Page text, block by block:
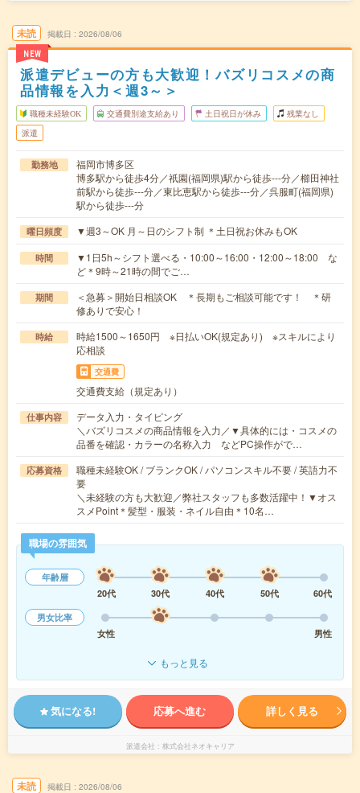
未読
NEW
掲載日 2026/08/06
派遣デビューの方も大歓迎！バズリコスメの商
品情報を入力＜週3～＞
職種未経験OK 交通費別途支給あり 土日祝日が休み 残業なし
派遣
勤務地
福岡市博多区
博多駅から徒歩4分／祇園(福岡県)駅から徒歩---分／櫛田神社
前駅から徒歩---分／東比恵駅から徒歩---分／呉服町(福岡県)
駅から徒歩---分
曜日頻度 ▼週3～OK 月～日のシフト制 ＊土日祝お休みもOK
時間
▼1日5h～シフト選べる・10:00～16:00・12:00～18:00 な
ど＊9時～21時の間でご…
期間
＜急募＞開始日相談OK ＊長期もご相談可能です！ ＊研
修ありで安心！
時給
時給1500～1650円 ※日払いOK(規定あり) ※スキルにより
応相談
交通費
交通費支給（規定あり）
仕事内容
データ入力・タイピング
＼バズリコスメの商品情報を入力／▼具体的には・コスメの
品番を確認・カラーの名称入力 などPC操作がで…
応募資格
職種未経験OK / ブランクOK / パソコンスキル不要 / 英語力不
要
＼未経験の方も大歓迎／弊社スタッフも多数活躍中！▼オス
スメPoint＊髪型・服装・ネイル自由＊10名…
職場の雰囲気
年齢層
20代
30代 40代 50代
60代
男女比率
女性
男性
もっと見る
気になる! 応募へ進む 詳しく見る
派遣会社 株式会社ネオキャリア
未読 掲載日 2026/08/06